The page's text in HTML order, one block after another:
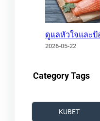
ดูแลหัวใจและป้
2026-05-22
Category Tags
KUBET